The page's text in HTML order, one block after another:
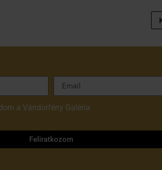
a Vándorfény Galéria
Feliratkozom